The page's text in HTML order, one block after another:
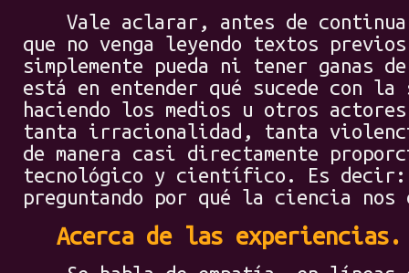
Vale aclarar, antes de
que no venga leyendo textos
simplemente pueda ni tener ganas
está en entender qué sucede con
haciendo los medios u otros
tanta irracionalidad, tanta
de manera casi directamente
tecnológico y científico. Es decir:
preguntando por qué la ciencia
Acerca de las experiencias.